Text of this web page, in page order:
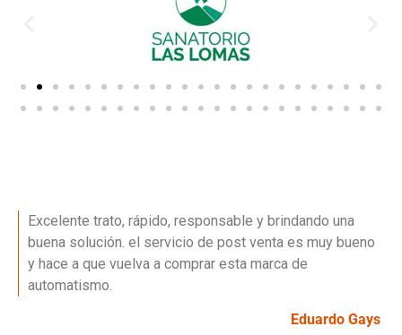
Excelente trato, rápido, responsable y brindando una
buena solución. el servicio de post venta es muy bueno
y hace a que vuelva a comprar esta marca de
automatismo.
Eduardo Gays